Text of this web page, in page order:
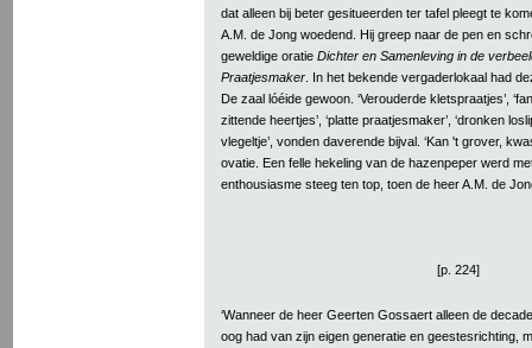
dat alleen bij beter gesitueerden ter tafel pleegt te
A.M. de Jong woedend. Hij greep naar de pen en
geweldige oratie Dichter en Samenleving in de
Praatjesmaker . In het bekende vergaderlokaal had
De zaal lóéide gewoon. ‘Verouderde kletspraatjes’,
zittende heertjes’, ‘platte praatjesmaker’, ‘dronken
vlegeltje’, vonden daverende bijval. ‘Kan 't grover,
ovatie. Een felle hekeling van de hazenpeper werd
enthousiasme steeg ten top, toen de heer A.M. de
[p. 224]
‘Wanneer de heer Geerten Gossaert alleen de
oog had van zijn eigen generatie en geestesrichting,